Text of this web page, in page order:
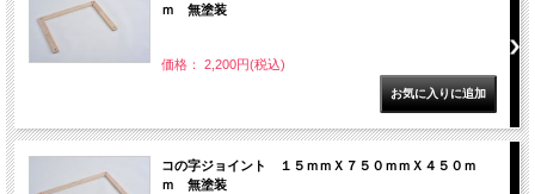
ｍ 無塗装
価格： 2,200円(税込)
コの字ジョイント １５ｍｍＸ７５０ｍｍＸ４５０ｍ
ｍ 無塗装